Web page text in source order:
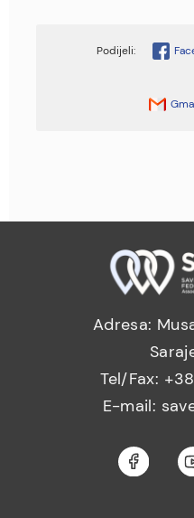
Adresa:
Tel/Fax:
E-mail: